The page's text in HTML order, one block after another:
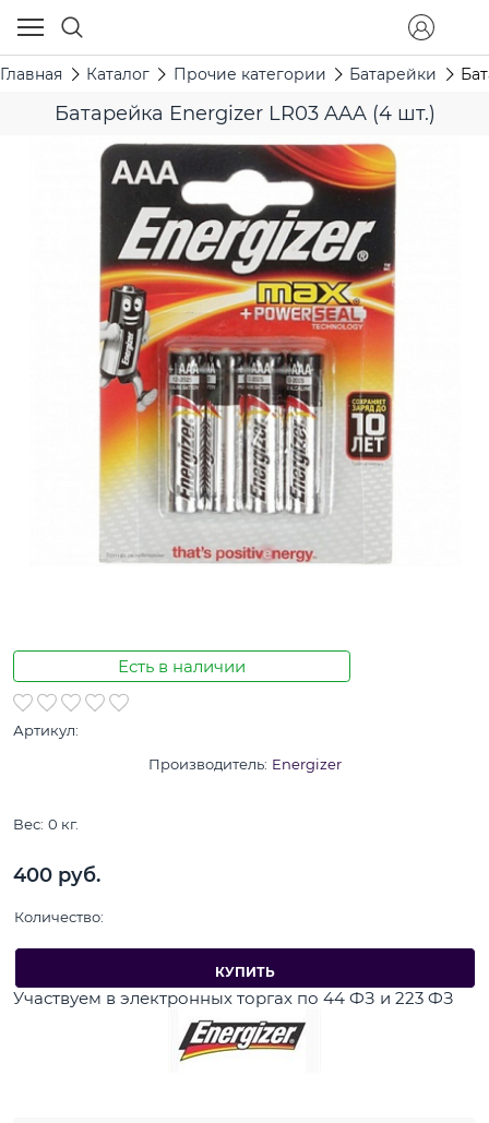
Главная Каталог Прочие категории Батарейки
Батарейка Energizer LR03 AAA (4 шт.)
Есть в наличии
Артикул:
Производитель: Energizer
Вес: 0 кг.
400 руб.
Количество:
КУПИТЬ
Участвуем в электронных торгах по 44 ФЗ и 223 ФЗ